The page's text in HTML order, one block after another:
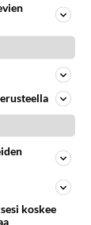
Kesälle
koskee